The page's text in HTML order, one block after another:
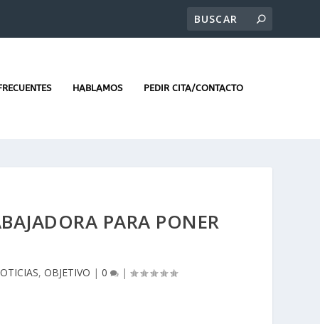
HABLAMOS PEDIR CITA/CONTACTO
PARA PONER
, OBJETIVO | 0 |